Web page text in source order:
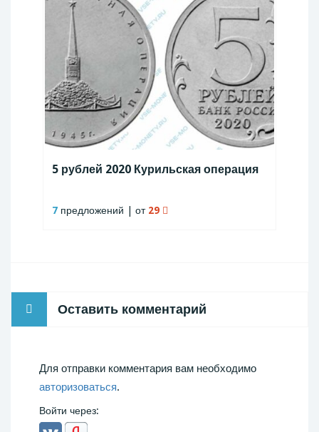
5 рублей 2020 Курильская операция
7 предложений | от 29
Оставить комментарий
Для отправки комментария вам необходимо
авторизоваться.
Войти через: